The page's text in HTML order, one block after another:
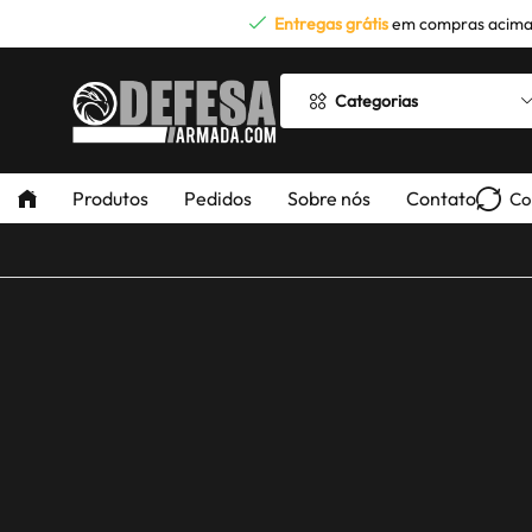
Entregas grátisem compras
Categorias
Produtos Pedidos Sobre nós Contato